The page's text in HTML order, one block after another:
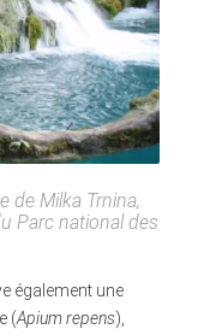
de Milka Trnina,
Parc national des
également une
(Apium repens),